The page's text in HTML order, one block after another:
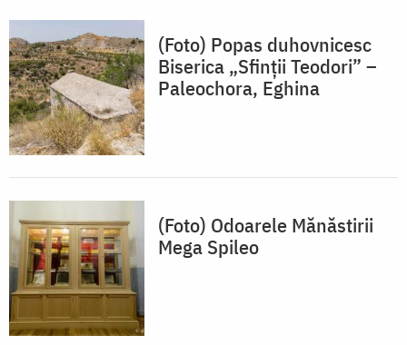
(Foto) Popas duhovnicesc
Biserica „Sfinții Teodori” –
Paleochora, Eghina
(Foto) Odoarele Mănăstirii
Mega Spileo